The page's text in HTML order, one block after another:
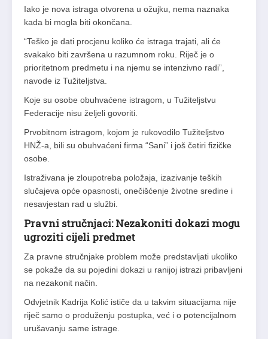
Iako je nova istraga otvorena u ožujku, nema naznaka
kada bi mogla biti okončana.
“Teško je dati procjenu koliko će istraga trajati, ali će
svakako biti završena u razumnom roku. Riječ je o
prioritetnom predmetu i na njemu se intenzivno radi”,
navode iz Tužiteljstva.
Koje su osobe obuhvaćene istragom, u Tužiteljstvu
Federacije nisu željeli govoriti.
Prvobitnom istragom, kojom je rukovodilo Tužiteljstvo
HNŽ-a, bili su obuhvaćeni firma “Sani” i još četiri fizičke
osobe.
Istraživana je zloupotreba položaja, izazivanje teških
slučajeva opće opasnosti, onečišćenje životne sredine i
nesavjestan rad u službi.
Pravni stručnjaci: Nezakoniti dokazi mogu
ugroziti cijeli predmet
Za pravne stručnjake problem može predstavljati ukoliko
se pokaže da su pojedini dokazi u ranijoj istrazi pribavljeni
na nezakonit način.
Odvjetnik Kadrija Kolić ističe da u takvim situacijama nije
riječ samo o produženju postupka, već i o potencijalnom
urušavanju same istrage.